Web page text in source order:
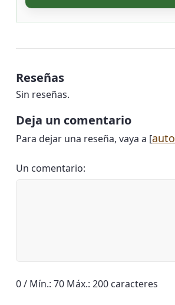
Reseñas
Sin reseñas.
Deja un comentario
Para dejar una reseña, vaya a [
Un comentario:
0 / Mín.: 70 Máx.: 200 caracteres